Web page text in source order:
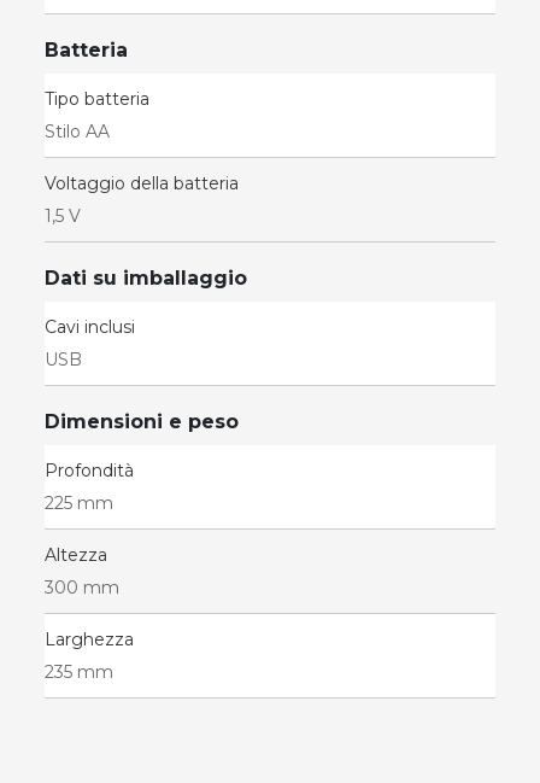
Batteria
Tipo batteria
Stilo AA
Voltaggio della batteria
1,5 V
Dati su imballaggio
Cavi inclusi
USB
Dimensioni e peso
Profondità
225 mm
Altezza
300 mm
Larghezza
235 mm